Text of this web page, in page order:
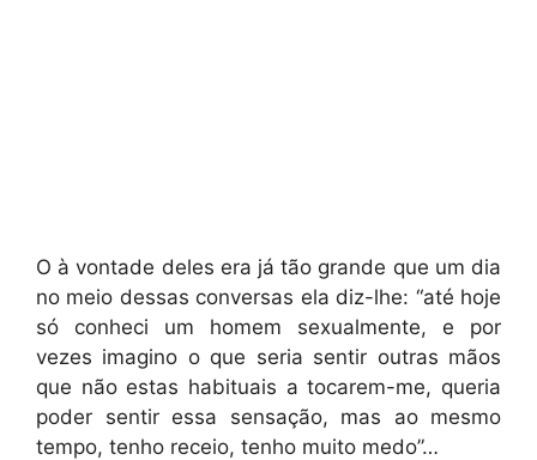
O à vontade deles era já tão grande que um dia
no meio dessas conversas ela diz-lhe: “até hoje
só conheci um homem sexualmente, e por
vezes imagino o que seria sentir outras mãos
que não estas habituais a tocarem-me, queria
poder sentir essa sensação, mas ao mesmo
tempo, tenho receio, tenho muito medo”…